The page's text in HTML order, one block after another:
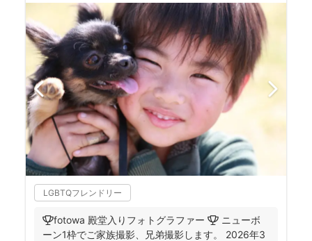
LGBTQフレンドリー
🏆fotowa 殿堂入りフォトグラファー 🏆 ニューボ
ーン1枠でご家族撮影、兄弟撮影します。 2026年3